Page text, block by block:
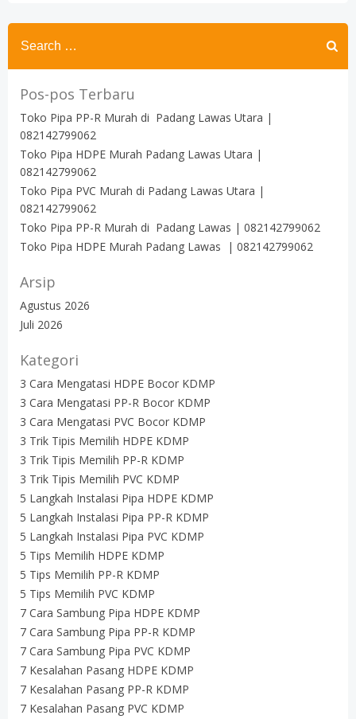
Search
for:
Pos-pos Terbaru
Toko Pipa PP-R Murah di Padang Lawas Utara |
082142799062
Toko Pipa HDPE Murah Padang Lawas Utara |
082142799062
Toko Pipa PVC Murah di Padang Lawas Utara |
082142799062
Toko Pipa PP-R Murah di Padang Lawas | 082142799062
Toko Pipa HDPE Murah Padang Lawas | 082142799062
Arsip
Agustus 2026
Juli 2026
Kategori
3 Cara Mengatasi HDPE Bocor KDMP
3 Cara Mengatasi PP-R Bocor KDMP
3 Cara Mengatasi PVC Bocor KDMP
3 Trik Tipis Memilih HDPE KDMP
3 Trik Tipis Memilih PP-R KDMP
3 Trik Tipis Memilih PVC KDMP
5 Langkah Instalasi Pipa HDPE KDMP
5 Langkah Instalasi Pipa PP-R KDMP
5 Langkah Instalasi Pipa PVC KDMP
5 Tips Memilih HDPE KDMP
5 Tips Memilih PP-R KDMP
5 Tips Memilih PVC KDMP
7 Cara Sambung Pipa HDPE KDMP
7 Cara Sambung Pipa PP-R KDMP
7 Cara Sambung Pipa PVC KDMP
7 Kesalahan Pasang HDPE KDMP
7 Kesalahan Pasang PP-R KDMP
7 Kesalahan Pasang PVC KDMP